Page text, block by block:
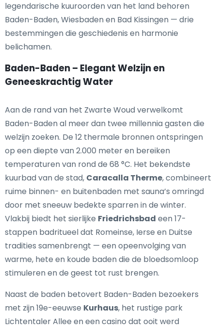
legendarische kuuroorden van het land behoren
Baden-Baden, Wiesbaden en Bad Kissingen — drie
bestemmingen die geschiedenis en harmonie
belichamen.
Baden-Baden – Elegant Welzijn en
Geneeskrachtig Water
Aan de rand van het Zwarte Woud verwelkomt
Baden-Baden al meer dan twee millennia gasten die
welzijn zoeken. De 12 thermale bronnen ontspringen
op een diepte van 2.000 meter en bereiken
temperaturen van rond de 68 °C. Het bekendste
kuurbad van de stad, Caracalla Therme, combineert
ruime binnen- en buitenbaden met sauna’s omringd
door met sneeuw bedekte sparren in de winter.
Vlakbij biedt het sierlijke Friedrichsbad een 17-
stappen badritueel dat Romeinse, Ierse en Duitse
tradities samenbrengt — een opeenvolging van
warme, hete en koude baden die de bloedsomloop
stimuleren en de geest tot rust brengen.
Naast de baden betovert Baden-Baden bezoekers
met zijn 19e-eeuwse Kurhaus, het rustige park
Lichtentaler Allee en een casino dat ooit werd